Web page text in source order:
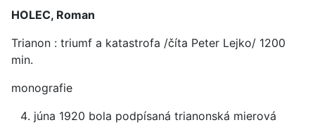
HOLEC, Roman
Trianon : triumf a katastrofa /číta Peter Lejko/ 1200
min.
monografie
júna 1920 bola podpísaná trianonská mierová